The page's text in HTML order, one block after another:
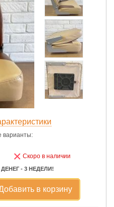
варианты:
× Скоро в наличии
- 3 НЕДЕЛИ!
в корзину